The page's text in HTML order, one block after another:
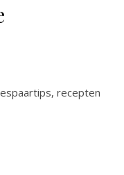
recepten